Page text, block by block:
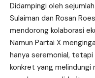
Didampingi oleh
Sulaiman dan Rosan
mendorong kolaborasi
Namun Partai X
hanya seremonial, tetapi
konkret yang melindungi